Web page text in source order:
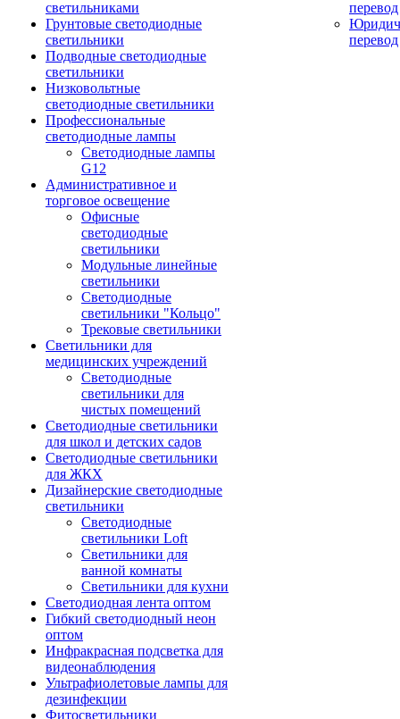
светильниками
Грунтовые светодиодные
светильники
Подводные светодиодные
светильники
Низковольтные
светодиодные светильники
Профессиональные
светодиодные лампы
Светодиодные лампы
G12
Административное и
торговое освещение
Офисные
светодиодные
светильники
Модульные линейные
светильники
Светодиодные
светильники "Кольцо"
Трековые светильники
Светильники для
медицинских учреждений
Светодиодные
светильники для
чистых помещений
Светодиодные светильники
для школ и детских садов
Светодиодные светильники
для ЖКХ
Дизайнерские светодиодные
светильники
Светодиодные
светильники Loft
Светильники для
ванной комнаты
Светильники для кухни
Светодиодная лента оптом
Гибкий светодиодный неон
оптом
Инфракрасная подсветка для
видеонаблюдения
Ультрафиолетовые лампы для
дезинфекции
Фитосветильники
перевод
перевод